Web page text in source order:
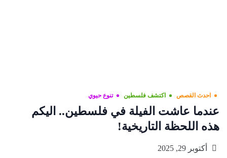
احدث القصص اكتشف فلسطين تنوع حيوي
عندما عاشت الفيلة في فلسطين.. اليكم
هذه اللحظة التاريخية!
أكتوبر 29, 2025